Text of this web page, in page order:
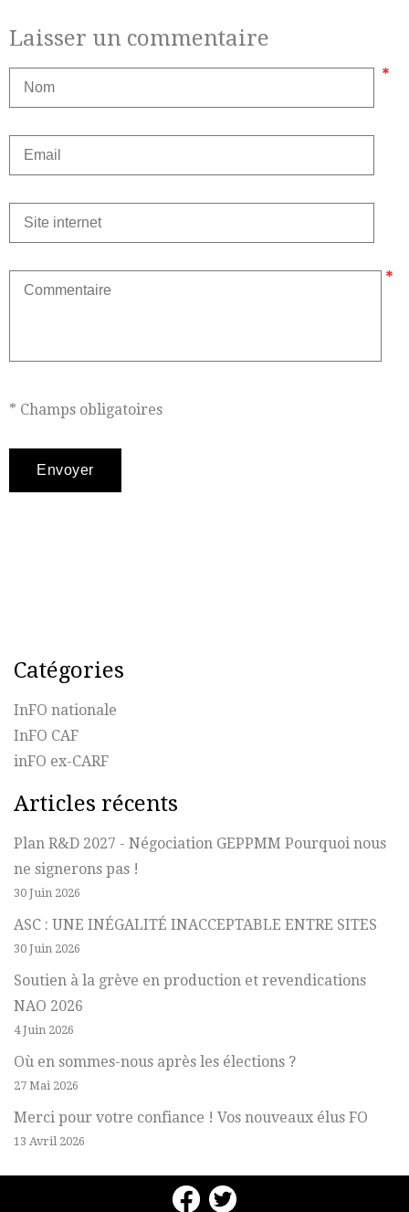
Laisser un commentaire
* Champs obligatoires
Catégories
InFO nationale
InFO CAF
inFO ex-CARF
Articles récents
Plan R&D 2027 - Négociation GEPPMM Pourquoi nous
ne signerons pas !
30 Juin 2026
ASC : UNE INÉGALITÉ INACCEPTABLE ENTRE SITES
30 Juin 2026
Soutien à la grève en production et revendications
NAO 2026
4 Juin 2026
Où en sommes-nous après les élections ?
27 Mai 2026
Merci pour votre confiance ! Vos nouveaux élus FO
13 Avril 2026